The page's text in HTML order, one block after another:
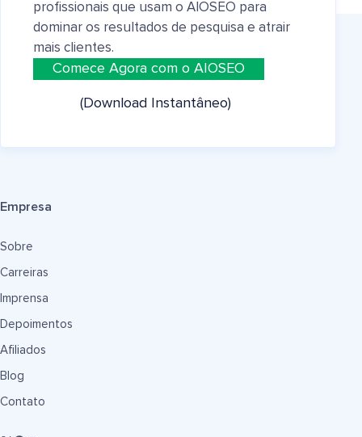
profissionais que usam o AIOSEO para
dominar os resultados de pesquisa e atrair
mais clientes.
Comece Agora com o AIOSEO
(Download Instantâneo)
Empresa
Sobre
Carreiras
Imprensa
Depoimentos
Afiliados
Blog
Contato